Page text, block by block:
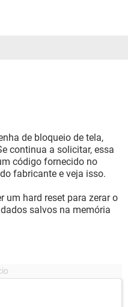
de bloqueio de tela,
continua a solicitar, essa
código fornecido no
fabricante e veja isso.
um hard reset para zerar o
salvos na memória